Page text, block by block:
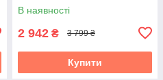
В наявності
2 942 ₴ 3 799 ₴
Купити